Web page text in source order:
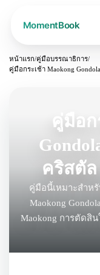
หน้าแรก/คู่มือบรรณาธิการ/
คู่มือกระเช้า Maokong
คู่มือก
คริสตั
คู่มือนี้เหมาะสำห
Maokong
Maokong การตัดสิ